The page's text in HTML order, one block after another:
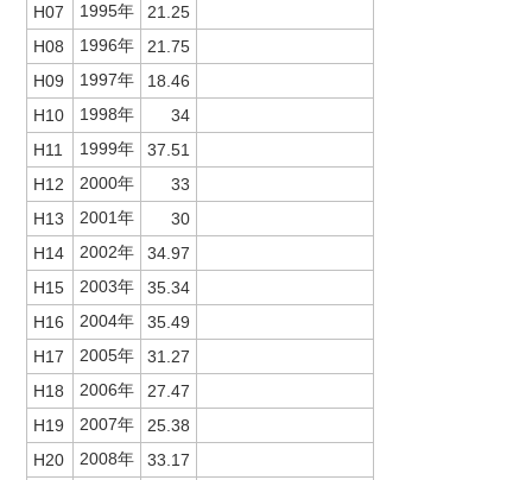
H07
1995年
21.25
H08
1996年
21.75
H09
1997年
18.46
H10
1998年
34
H11
1999年
37.51
H12
2000年
33
H13
2001年
30
H14
2002年
34.97
H15
2003年
35.34
H16
2004年
35.49
H17
2005年
31.27
H18
2006年
27.47
H19
2007年
25.38
H20
2008年 33.17